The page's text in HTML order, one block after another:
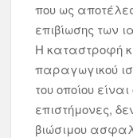
που ως
επιβίωσης των
Η καταστροφή
παραγωγικού
του οποίου
επιστήμονες,
βιώσιμου